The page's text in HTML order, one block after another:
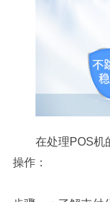
在处理POS机
操作：